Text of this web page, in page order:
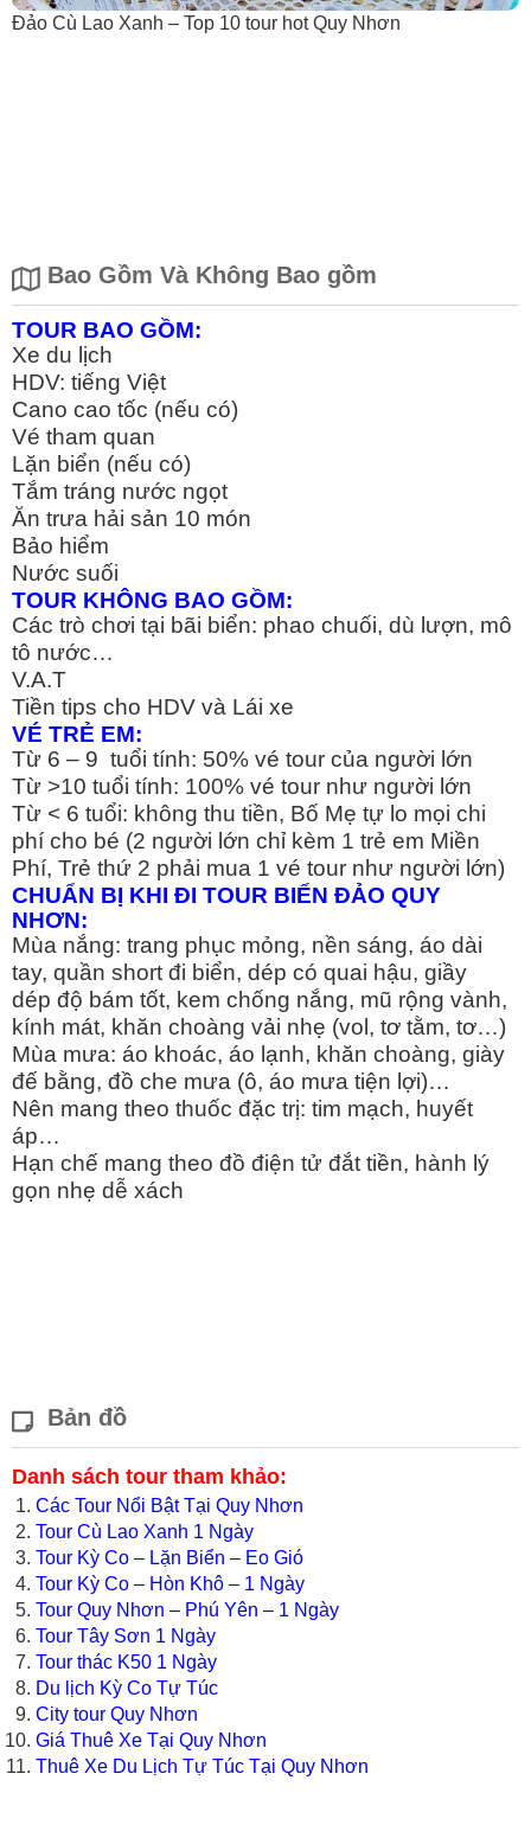
Đảo Cù Lao Xanh – Top 10 tour hot Quy Nhơn
Bao Gồm Và Không Bao gồm
TOUR BAO GỒM:
Xe du lịch
HDV: tiếng Việt
Cano cao tốc (nếu có)
Vé tham quan
Lặn biển (nếu có)
Tắm tráng nước ngọt
Ăn trưa hải sản 10 món
Bảo hiểm
Nước suối
TOUR KHÔNG BAO GỒM:
Các trò chơi tại bãi biển: phao chuối, dù lượn, mô
tô nước…
V.A.T
Tiền tips cho HDV và Lái xe
VÉ TRẺ EM:
Từ 6 – 9 tuổi tính: 50% vé tour của người lớn
Từ >10 tuổi tính: 100% vé tour như người lớn
Từ < 6 tuổi: không thu tiền, Bố Mẹ tự lo mọi chi
phí cho bé (2 người lớn chỉ kèm 1 trẻ em Miền
Phí, Trẻ thứ 2 phải mua 1 vé tour như người lớn)
CHUẨN BỊ KHI ĐI TOUR BIỂN ĐẢO QUY
NHƠN:
Mùa nắng: trang phục mỏng, nền sáng, áo dài
tay, quần short đi biển, dép có quai hậu, giầy
dép độ bám tốt, kem chống nắng, mũ rộng vành,
kính mát, khăn choàng vải nhẹ (vol, tơ tằm, tơ…)
Mùa mưa: áo khoác, áo lạnh, khăn choàng, giày
đế bằng, đồ che mưa (ô, áo mưa tiện lợi)…
Nên mang theo thuốc đặc trị: tim mạch, huyết
áp…
Hạn chế mang theo đồ điện tử đắt tiền, hành lý
gọn nhẹ dễ xách
Bản đồ
Danh sách tour tham khảo:
Các Tour Nổi Bật Tại Quy Nhơn
Tour Cù Lao Xanh 1 Ngày
Tour Kỳ Co – Lặn Biển – Eo Gió
Tour Kỳ Co – Hòn Khô – 1 Ngày
Tour Quy Nhơn – Phú Yên – 1 Ngày
Tour Tây Sơn 1 Ngày
Tour thác K50 1 Ngày
Du lịch Kỳ Co Tự Túc
City tour Quy Nhơn
Giá Thuê Xe Tại Quy Nhơn
Thuê Xe Du Lịch Tự Túc Tại Quy Nhơn